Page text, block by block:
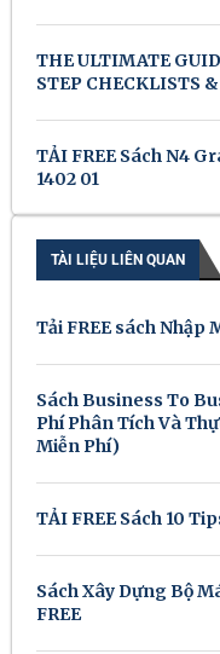
THE ULTIMATE
STEP CHECKLISTS
TẢI FREE Sách N4
1402 01
TÀI LIỆU LIÊN QUAN
Tải FREE sách Nhập
Sách Business To
Phí Phân Tích Và
Miễn Phí)
TẢI FREE Sách 10
Sách Xây Dựng Bộ
FREE